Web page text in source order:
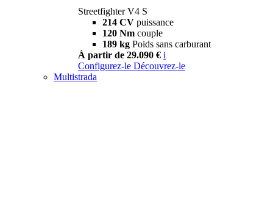
Streetfighter V4 S
214 CV puissance
120 Nm couple
189 kg Poids sans carburant
À partir de 29.090 € i
Configurez-le Découvrez-le
Multistrada